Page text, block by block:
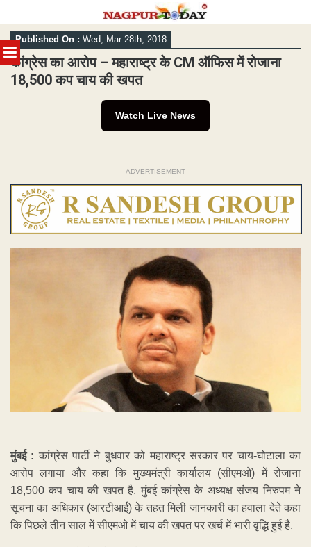
MENU
Skip
to
content
Published On : Wed, Mar 28th, 2018
कांग्रेस का आरोप – महाराष्ट्र के CM ऑफिस में रोजाना
18,500 कप चाय की खपत
Watch Live News
ADVERTISEMENT
मुंबई : कांग्रेस पार्टी ने बुधवार को महाराष्ट्र सरकार पर चाय-घोटाला का
आरोप लगाया और कहा कि मुख्यमंत्री कार्यालय (सीएमओ) में रोजाना
18,500 कप चाय की खपत है. मुंबई कांग्रेस के अध्यक्ष संजय निरुपम ने
सूचना का अधिकार (आरटीआई) के तहत मिली जानकारी का हवाला देते कहा
कि पिछले तीन साल में सीएमओ में चाय की खपत पर खर्च में भारी वृद्धि हुई है.